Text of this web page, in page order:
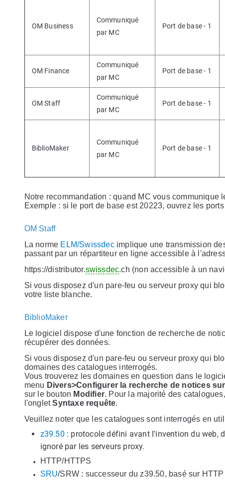
OM Business
Communiqué
par MC
Port de base - 1
OM Finance
Communiqué
par MC
Port de base - 1
OM Staff
Communiqué
par MC
Port de base - 1
BiblioMaker
Communiqué
par MC
Port de base - 1
Notre recommandation : quand MC vous
Exemple : si le port de base est 20223, ouvrez les
OM Staff
La norme ELM/Swissdecimplique une transmission
passant par un répartiteur en ligne accessible à
https://distributor.swissdec.ch (non accessible à un
Si vous disposez d'un pare-feu ou serveur proxy qui
votre liste blanche.
BiblioMaker
Le logiciel dispose d'une fonction de recherche de
récupérer des données.
Si vous disposez d'un pare-feu ou serveur proxy qui
domaines des catalogues interrogés.
Vous trouverez les domaines en question dans le
menu Divers>Configurer la recherche de notices
sur le bouton Modifier. Pour la majorité des
l'ongletSyntaxe requête.
Veuillez noter que les catalogues sont interrogés en
z39.50 : protocole défini avant l'invention du web,
ignoré par les serveurs proxy.
HTTP/HTTPS
SRU/SRW : successeur du z39.50, basé sur HTTP